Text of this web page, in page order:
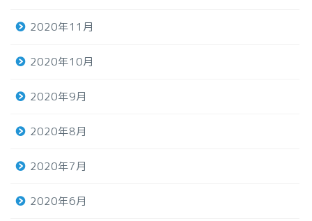
2020年11月
2020年10月
2020年9月
2020年8月
2020年7月
2020年6月